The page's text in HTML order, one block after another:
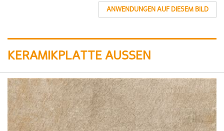
ANWENDUNGEN AUF DIESEM BILD
KERAMIKPLATTE AUSSEN